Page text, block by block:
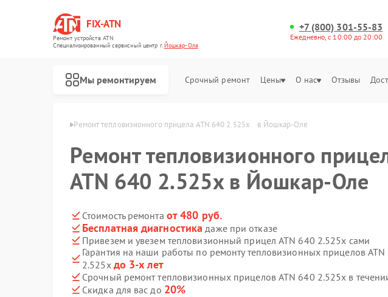
FIX-ATN
Ремонт устройств ATN
Специализированный cервисный центр г.Йошкар-Ола
+7 (800) 301-55-83
Ежедневно, с 10:00 до 20:00
Мы ремонтируем Срочный ремонт Цены О нас Отзывы
ATN в Йошкар-Оле Ремонт тепловизионного прицела ATN 640 2.525x    в Йошкар-Оле
Ремонт тепловизионного
ATN 640 2.525x в Йошкар-Оле
Стоимость ремонта от 480 руб.
Бесплатная диагностика даже при отказе
Привезем и увезем тепловизионный прицел ATN 640 2.525x сами
Гарантия на наши работы по ремонту тепловизионных прицелов ATN
2.525x до 3-х лет
Срочный ремонт тепловизионных прицелов ATN 640 2.525x в
Скидка для вас до 20%